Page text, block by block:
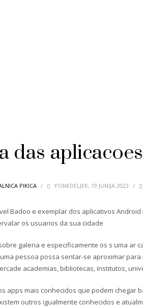
das
PIKICA / PONEDELJEK, 19 JUNIJA 2023 /
Badoo e exemplar dos aplicativos
os usuarios da sua cidade
galeria e especificamente os s uma ar
pessoa possa sentar-se aproximar
academias, bibliotecas, institutos,
apps mais conhecidos que podem chegar
outros igualmente conhecidos e